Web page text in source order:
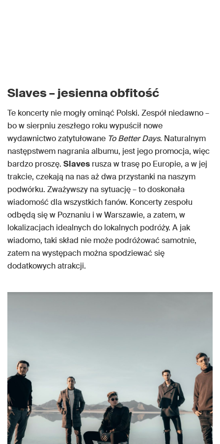
Slaves – jesienna obfitość
Te koncerty nie mogły ominąć Polski. Zespół niedawno –
bo w sierpniu zeszłego roku wypuścił nowe
wydawnictwo zatytułowane To Better Days. Naturalnym
następstwem nagrania albumu, jest jego promocja, więc
bardzo proszę. Slaves rusza w trasę po Europie, a w jej
trakcie, czekają na nas aż dwa przystanki na naszym
podwórku. Zważywszy na sytuację – to doskonała
wiadomość dla wszystkich fanów. Koncerty zespołu
odbędą się w Poznaniu i w Warszawie, a zatem, w
lokalizacjach idealnych do lokalnych podróży. A jak
wiadomo, taki skład nie może podróżować samotnie,
zatem na występach można spodziewać się
dodatkowych atrakcji.